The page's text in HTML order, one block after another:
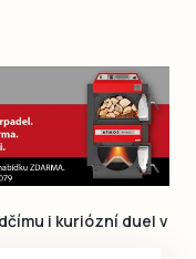
i kuriózní duel v